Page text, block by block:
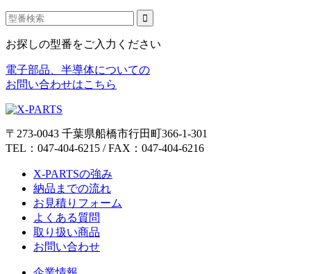
お探しの型番をご入力ください
電子部品、半導体についての
お問い合わせはこちら
〒273-0043 千葉県船橋市行田町366-1-301
TEL：047-404-6215 / FAX：047-404-6216
X-PARTSの強み
納品までの流れ
お見積りフォーム
よくある質問
取り扱い商品
お問い合わせ